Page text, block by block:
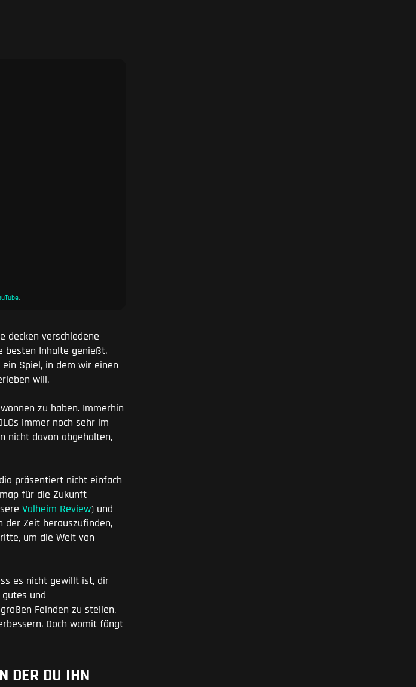
.
decken verschiedene
besten Inhalte genießt.
Spiel, in dem wir einen
will.
zu haben. Immerhin
immer noch sehr im
nicht davon abgehalten,
präsentiert nicht einfach
für die Zukunft
Valheim Review) und
der Zeit herauszufinden,
um die Welt von
es nicht gewillt ist, dir
und
Feinden zu stellen,
Doch womit fängt
DER DU IHN